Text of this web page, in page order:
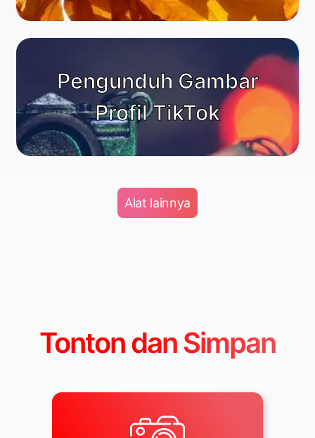
Pengunduh Gambar
Profil TikTok
Alat lainnya
Tonton dan Simpan